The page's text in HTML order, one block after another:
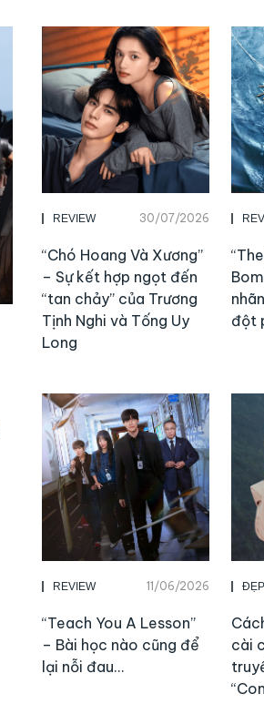
REVIEW 30/07/2026
“Chó Hoang Và Xương”
– Sự kết hợp ngọt đến
“tan chảy” của Trương
Tịnh Nghi và Tống Uy
Long
đột
REVIEW 11/06/2026
“Teach You A Lesson”
– Bài học nào cũng để
lại nỗi đau…
cài